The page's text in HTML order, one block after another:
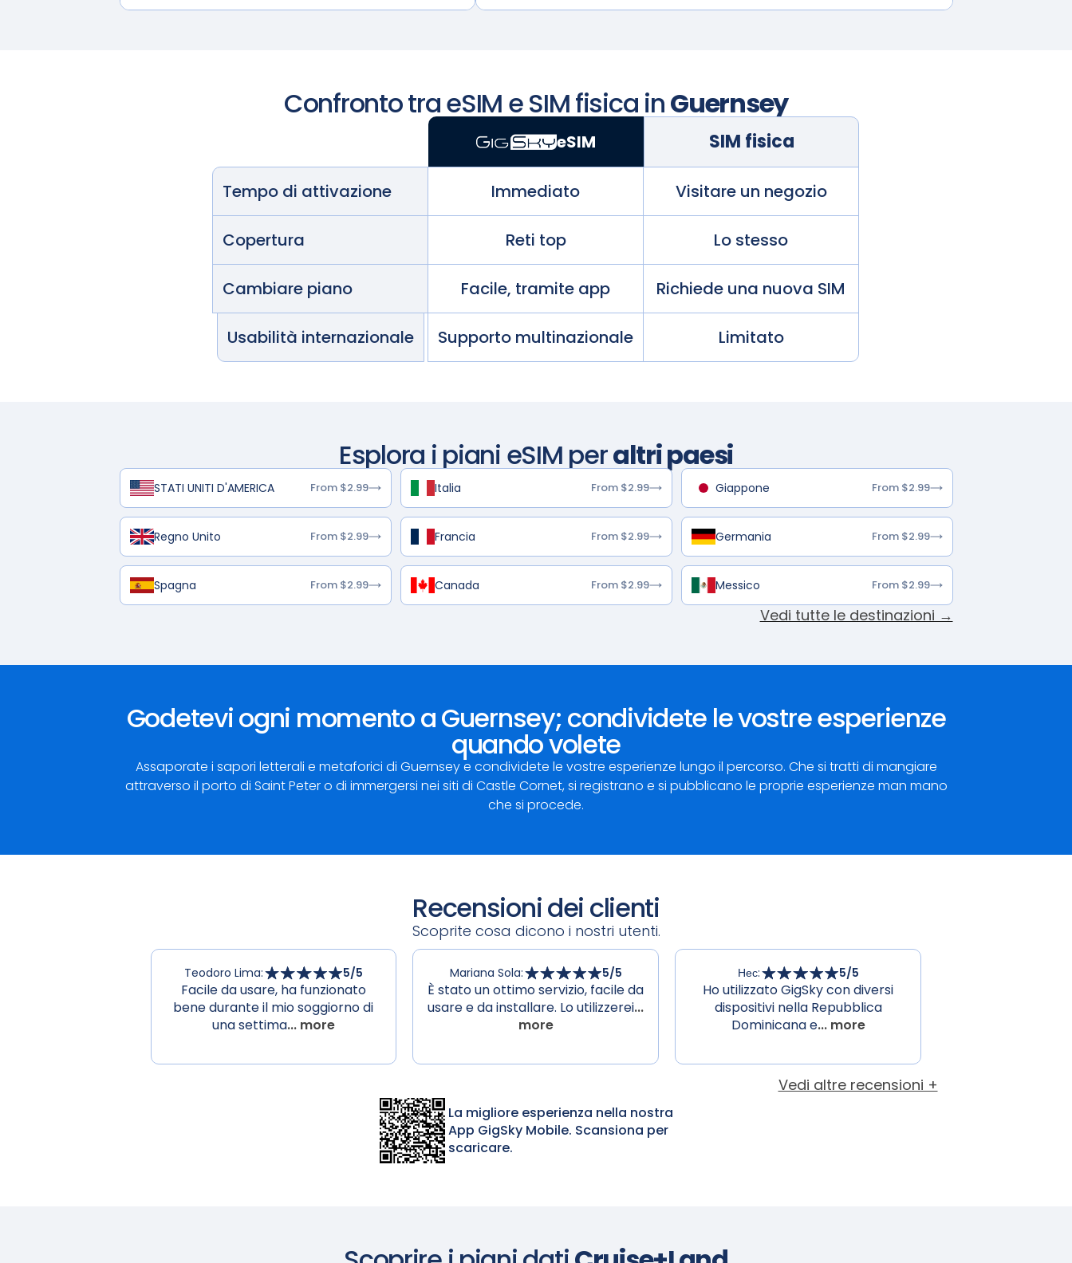
Confronto tra eSIM e SIM fisica inGuernsey
eSIM SIM fisica
Tempo di attivazione Immediato Visitare un negozio
Copertura Reti top Lo stesso
Cambiare piano Facile, tramite app Richiede una nuova SIM
Usabilità internazionale Supporto multinazionale Limitato
Esplora i piani eSIM peraltri paesi
STATI UNITI D'AMERICA From $2.99 Italia From $2.99 Giappone From $2.99
Regno Unito From $2.99 Francia From $2.99 Germania From $2.99
Spagna From $2.99 Canada From $2.99 Messico From $2.99
Vedi tutte le destinazioni →
Godetevi ogni momento a Guernsey; condividete le vostre esperienze
quando volete
Assaporate i sapori letterali e metaforici di Guernsey e condividete le vostre esperienze lungo il percorso. Che si tratti di mangiare
attraverso il porto di Saint Peter o di immergersi nei siti di Castle Cornet, si registrano e si pubblicano le proprie esperienze man mano
che si procede.
Recensioni dei clienti
Scoprite cosa dicono i nostri utenti.
Teodoro Lima: 5/5
Facile da usare, ha funzionato
bene durante il mio soggiorno di
una settima... more
Mariana Sola: 5/5
È stato un ottimo servizio, facile da
usare e da installare. Lo utilizzerei...
more
Нес: 5/5
Ho utilizzato GigSky con diversi
dispositivi nella Repubblica
Dominicana e... more
Vedi altre recensioni +
La migliore esperienza nella nostra
App GigSky Mobile. Scansiona per
scaricare.